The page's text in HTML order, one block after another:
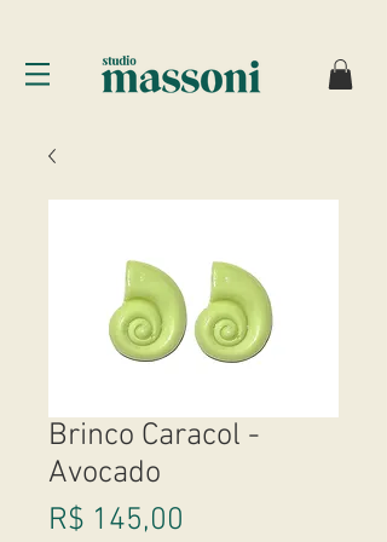
Brinco Caracol -
Avocado
R$ 145,00